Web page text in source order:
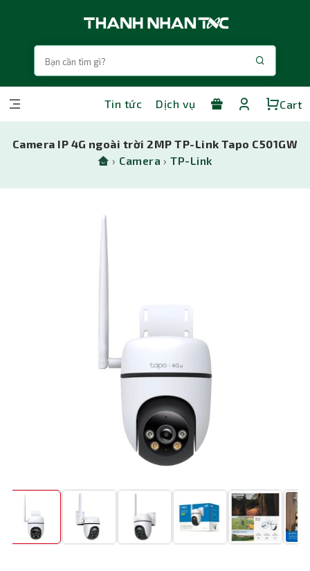
Tin tức Dịch vụ Cart
Camera IP 4G ngoài trời 2MP TP-Link Tapo C501GW
› Camera ›TP-Link